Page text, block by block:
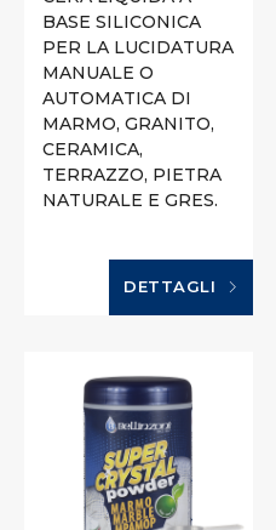
BASE SILICONICA
PER LA LUCIDATURA
MANUALE O
AUTOMATICA DI
MARMO, GRANITO,
CERAMICA,
TERRAZZO, PIETRA
NATURALE E GRES.
DETTAGLI